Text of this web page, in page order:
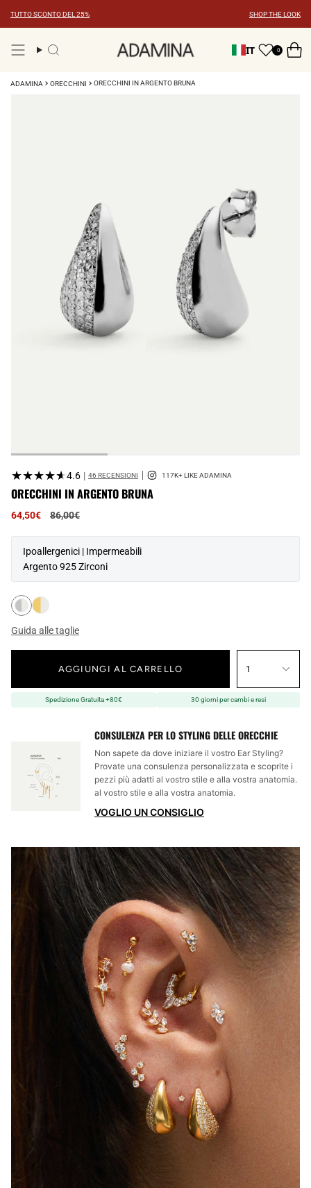
contenuto
TUTTO SCONTO DEL 25% SHOP THE LOOK
Ricerca IT 0
ADAMINA ORECCHINI ORECCHINI IN ARGENTO BRUNA
★★★★★
★★★★★4.6 | 46 RECENSIONI
ORECCHINI IN ARGENTO BRUNA
64,50€
Prezzo
86,00€
Ipoallergenici | Impermeabili
Argento 925 Zirconi
Guida alle taglie
1
AGGIUNGI AL CARRELLO
Spedizione Gratuita +80€ 30 giorni per cambi e resi
CONSULENZA PER LO STYLING DELLE ORECCHIE
Non sapete da dove iniziare il vostro Ear Styling?
Provate una consulenza personalizzata e scoprite i
pezzi più adatti al vostro stile e alla vostra anatomia.
al vostro stile e alla vostra anatomia.
VOGLIO UN CONSIGLIO